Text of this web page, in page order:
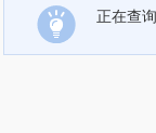
正在查